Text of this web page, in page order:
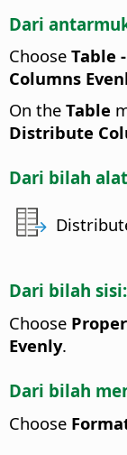
Dari
Choose Table
Columns
On the Table
Distribute
Dari bilah
Dari bilah sisi:
Choose
Evenly.
Dari bilah
Choose